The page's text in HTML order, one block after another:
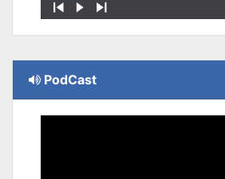
PodCast